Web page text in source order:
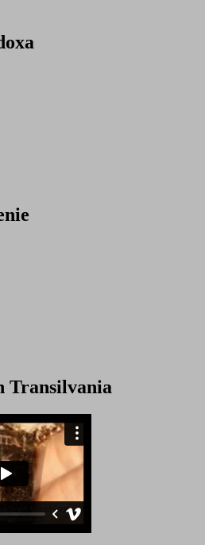
Transilvania